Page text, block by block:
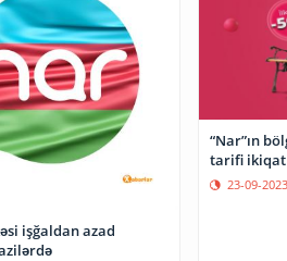
işğaldan azad
“Nar”ın
tarifi
23-09-2023